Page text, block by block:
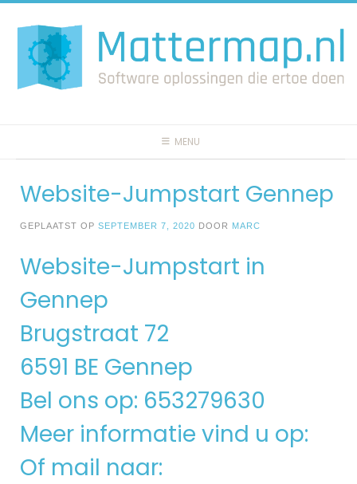
naar
inhoud
MENU
Website-Jumpstart Gennep
GEPLAATST OP SEPTEMBER 7, 2020 DOOR MARC
Website-Jumpstart in
Gennep
Brugstraat 72
6591 BE Gennep
Bel ons op: 653279630
Meer informatie vind u op:
Of mail naar: